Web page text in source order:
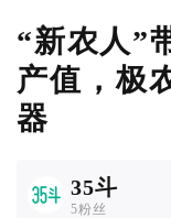
“新农人”
产值，极
器
35斗
5粉丝